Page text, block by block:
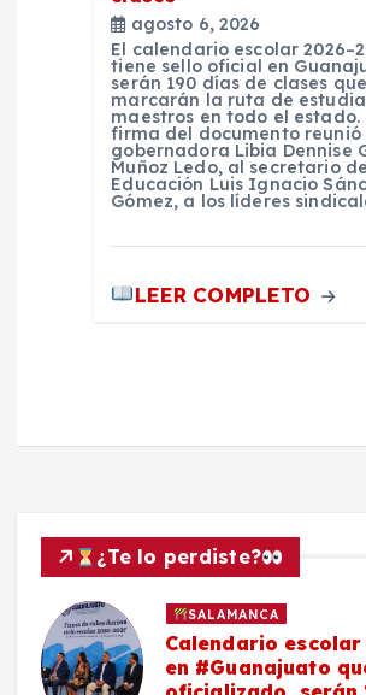
agosto 6, 2026
El calendario escolar
tiene sello oficial en
serán 190 días de clases que
marcarán la ruta de
maestros en todo el estado.
firma del documento reunió
gobernadora Libia Dennise
Muñoz Ledo, al secretario de
Educación Luis Ignacio
Gómez, a los líderes
LEER COMPLETO
¿Te lo perdiste?
SALAMANCA
Calendario escolar
en #Guanajuato